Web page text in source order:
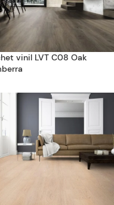
vinil LVT C08 Oak